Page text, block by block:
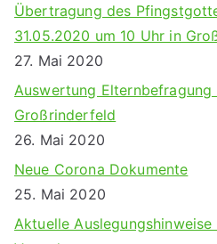
Übertragung des
31.05.2020 um 10 Uhr in
27. Mai 2020
Auswertung Elternbefragung
Großrinderfeld
26. Mai 2020
Neue Corona Dokumente
25. Mai 2020
Aktuelle